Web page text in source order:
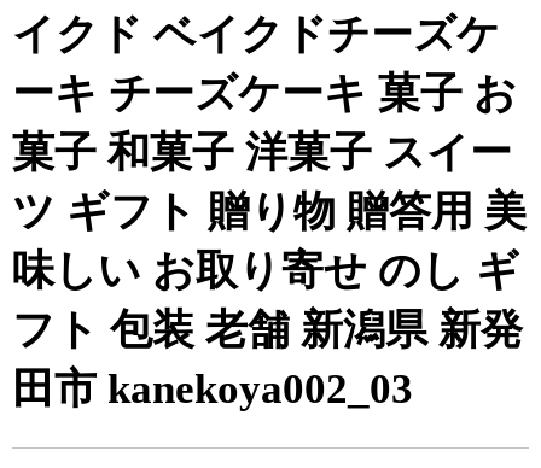
イクド ベイクドチーズケ
ーキ チーズケーキ 菓子 お
菓子 和菓子 洋菓子 スイー
ツ ギフト 贈り物 贈答用 美
味しい お取り寄せ のし ギ
フト 包装 老舗 新潟県 新発
田市 kanekoya002_03